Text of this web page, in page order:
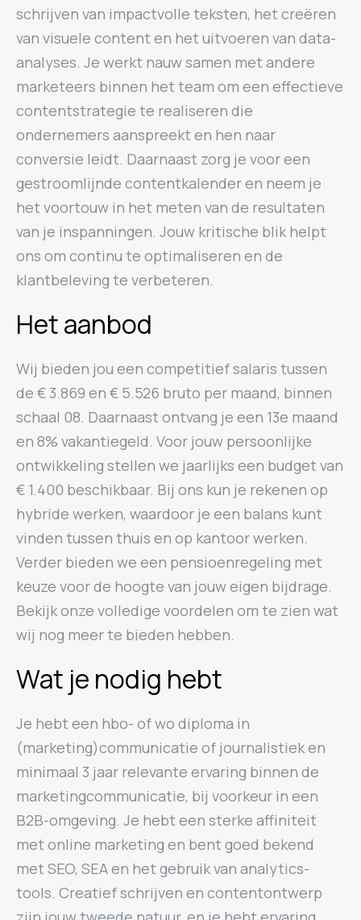
schrijven van impactvolle teksten, het creëren
van visuele content en het uitvoeren van data-
analyses. Je werkt nauw samen met andere
marketeers binnen het team om een effectieve
contentstrategie te realiseren die
ondernemers aanspreekt en hen naar
conversie leidt. Daarnaast zorg je voor een
gestroomlijnde contentkalender en neem je
het voortouw in het meten van de resultaten
van je inspanningen. Jouw kritische blik helpt
ons om continu te optimaliseren en de
klantbeleving te verbeteren.
Het aanbod
Wij bieden jou een competitief salaris tussen
de € 3.869 en € 5.526 bruto per maand, binnen
schaal 08. Daarnaast ontvang je een 13e maand
en 8% vakantiegeld. Voor jouw persoonlijke
ontwikkeling stellen we jaarlijks een budget van
€ 1.400 beschikbaar. Bij ons kun je rekenen op
hybride werken, waardoor je een balans kunt
vinden tussen thuis en op kantoor werken.
Verder bieden we een pensioenregeling met
keuze voor de hoogte van jouw eigen bijdrage.
Bekijk onze volledige voordelen om te zien wat
wij nog meer te bieden hebben.
Wat je nodig hebt
Je hebt een hbo- of wo diploma in
(marketing)communicatie of journalistiek en
minimaal 3 jaar relevante ervaring binnen de
marketingcommunicatie, bij voorkeur in een
B2B-omgeving. Je hebt een sterke affiniteit
met online marketing en bent goed bekend
met SEO, SEA en het gebruik van analytics-
tools. Creatief schrijven en contentontwerp